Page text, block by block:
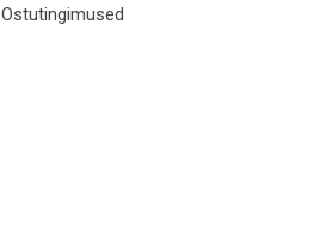
Ostutingimused